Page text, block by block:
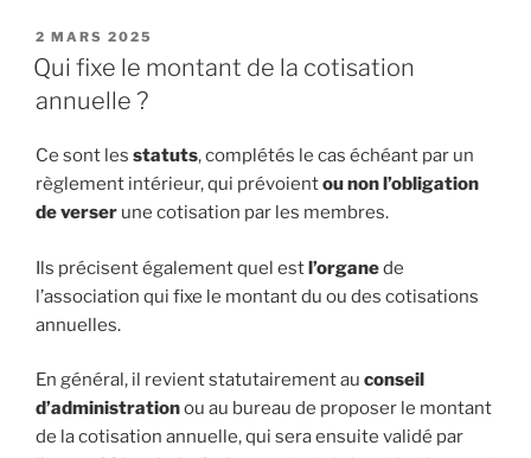
PUBLIÉ
LE
2 MARS 2025
Qui fixe le montant de la cotisation
annuelle ?
Ce sont les statuts, complétés le cas échéant par un
règlement intérieur, qui prévoientou non l’obligation
de verser une cotisation par les membres.
Ils précisent également quel estl’organede
l’association qui fixe le montant du ou des cotisations
annuelles.
En général, il revient statutairement au conseil
d’administrationou au bureau de proposer le montant
de la cotisation annuelle, qui sera ensuite validé par